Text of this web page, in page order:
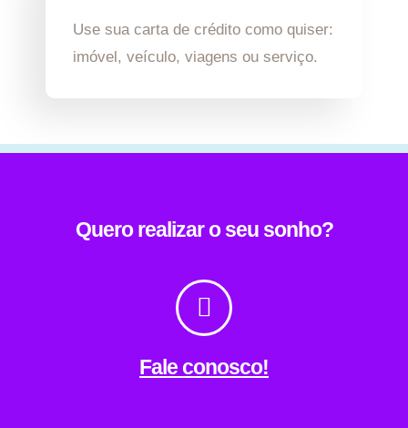
Use sua carta de crédito como quiser:
imóvel, veículo, viagens ou serviço.
Quero realizar o seu sonho?
Fale conosco!